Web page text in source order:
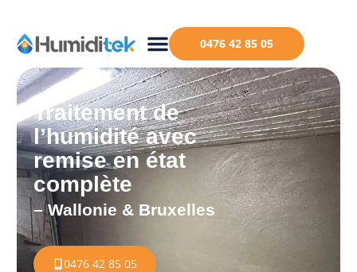
0476 42 85 05
Traitement de
l’humidité avec
remise en état
complète
– Wallonie & Bruxelles
0476 42 85 05